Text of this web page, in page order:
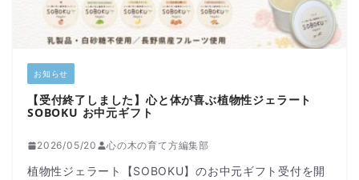
お知らせ
【受付終了しました】心と体が喜ぶ植物性ジェラート
SOBOKU お中元ギフト
2026/05/20 心の木の育て方編集部
植物性ジェラート【SOBOKU】のお中元ギフト受付を開